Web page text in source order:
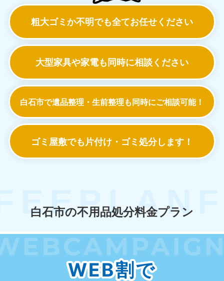
粗大ゴミか不明でも全てお任せください
大型家具や家電も同時に相談ください
白石市で遺品整理・生前整理も同時にご相談可能！
ゴミ屋敷でも 片付け・ゴミ処分します！
白石市の不用品処分料金プラン
WEB割で